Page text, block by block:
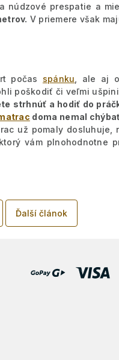
núdzové prespatie a
V priemere však
počas spánku, ale aj
poškodiť či veľmi
strhnúť a hodiť do
doma nemal
už pomaly dosluhuje,
vám plnohodnotne
Ďalší článok